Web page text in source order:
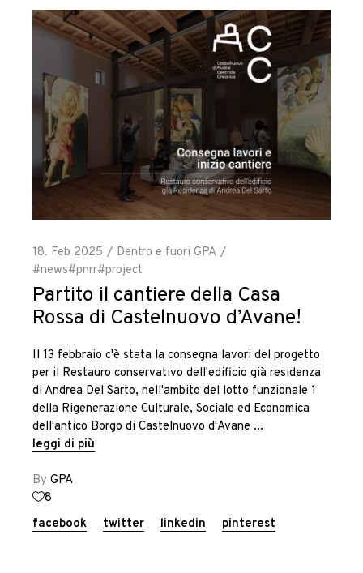
18. Feb 2025
Dentro e fuori GPA
#news#pnrr#project
Partito il cantiere della Casa
Rossa di Castelnuovo d’Avane!
Il 13 febbraio c'è stata la consegna lavori del progetto
per il Restauro conservativo dell'edificio già residenza
di Andrea Del Sarto, nell'ambito del lotto funzionale 1
della Rigenerazione Culturale, Sociale ed Economica
dell'antico Borgo di Castelnuovo d'Avane
leggi di più
By GPA
8
facebook
twitter linkedin pinterest